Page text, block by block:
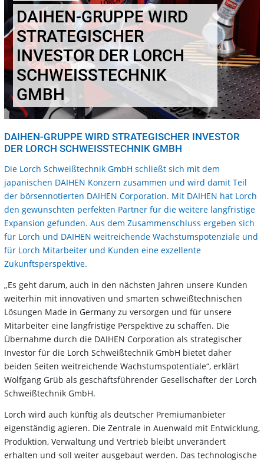
DAIHEN-GRUPPE WIRD
STRATEGISCHER
INVESTOR DER LORCH
SCHWEISSTECHNIK G
MBH
DAIHEN-GRUPPE WIRD STRATEGISCHER INVESTOR
DER LORCH SCHWEISSTECHNIK GMBH
Die Lorch Schweißtechnik GmbH schließt sich mit dem
japanischen DAIHEN Konzern zusammen und wird damit Teil
der börsennotierten DAIHEN Corporation. Mit DAIHEN hat Lorch
den gewünschten perfekten Partner für die weitere langfristige
Expansion gefunden. Aus dem Zusammenschluss ergeben sich
für Lorch und DAIHEN weitreichende Wachstumspotenziale und
für Lorch Mitarbeiter und Kunden eine exzellente
Zukunftsperspektive.
„Es geht darum, auch in den nächsten Jahren unsere Kunden
weiterhin mit innovativen und smarten schweißtechnischen
Lösungen Made in Germany zu versorgen und für unsere
Mitarbeiter eine langfristige Perspektive zu schaffen. Die
Übernahme durch die DAIHEN Corporation als strategischer
Investor für die Lorch Schweißtechnik GmbH bietet daher
beiden Seiten weitreichende Wachstumspotentiale“, erklärt
Wolfgang Grüb als geschäftsführender Gesellschafter der Lorch
Schweißtechnik GmbH.
Lorch wird auch künftig als deutscher Premiumanbieter
eigenständig agieren. Die Zentrale in Auenwald mit Entwicklung,
Produktion, Verwaltung und Vertrieb bleibt unverändert
erhalten und soll weiter ausgebaut werden. Das technologische